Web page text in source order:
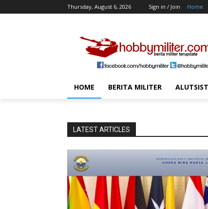
Thursday, August 6, 2026 Sign in / Join Home
HOME BERITA MILITER
LATEST ARTICLES